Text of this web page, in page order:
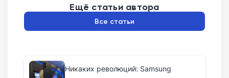
Ещё статьи автора
Все статьи
Никаких революций: Samsung